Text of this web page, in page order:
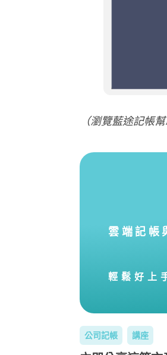
（瀏覽藍途記帳
雲端記帳
輕鬆好上
公司記帳 講座